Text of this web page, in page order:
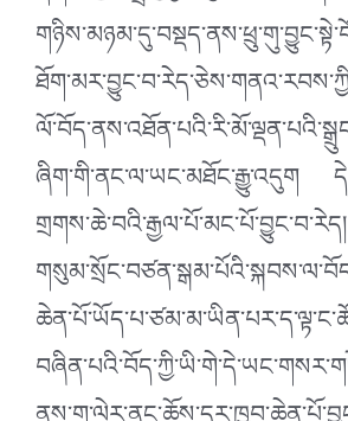
ཞིག་གི་ནང་ལ་ཡང་མཐོང་རྒྱུ་འདུག